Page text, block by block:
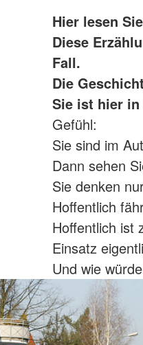
Hier lesen
Diese
Fall.
Die
Sie ist hier in
Gefühl:
Sie sind im
Dann sehen
Sie denken
Hoffentlich
Hoffentlich ist
Einsatz
Und wie